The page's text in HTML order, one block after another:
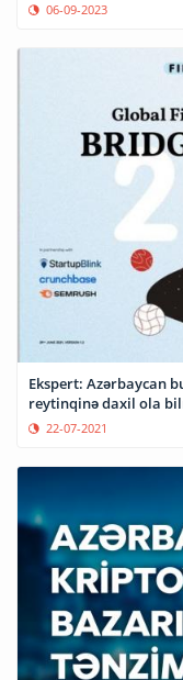
06-09-2023
Ekspert: Azərbaycan
reytinqinə daxil ola
22-07-2021